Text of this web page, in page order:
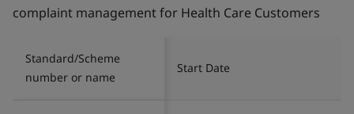
complaint management for Health Care Customers
Standard/Scheme
number or name
Start Date